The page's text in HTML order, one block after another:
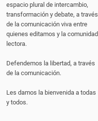
espacio plural de intercambio,
transformación y debate, a través
de la comunicación viva entre
quienes editamos y la comunidad
lectora.
Defendemos la libertad, a través
de la comunicación.
Les damos la bienvenida a todas
y todos.